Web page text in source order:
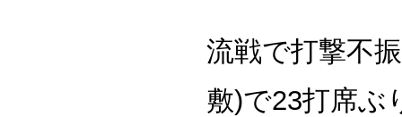
流戦で打撃不
敷)で23打席ぶ